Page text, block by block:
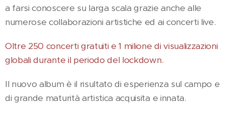
a farsi conoscere su larga scala grazie anche alle
numerose collaborazioni artistiche ed ai concerti live.
Oltre 250 concerti gratuiti e 1 milione di visualizzazioni
globali durante il periodo del lockdown.
Il nuovo album è il risultato di esperienza sul campo e
di grande maturità artistica acquisita e innata.